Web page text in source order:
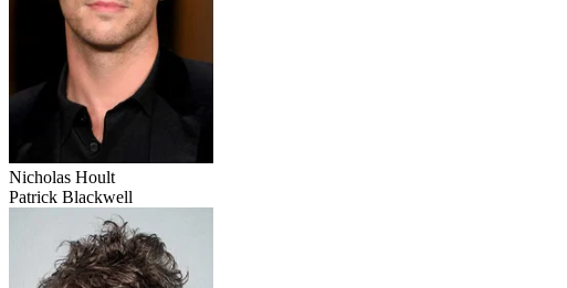
Nicholas Hoult
Patrick Blackwell